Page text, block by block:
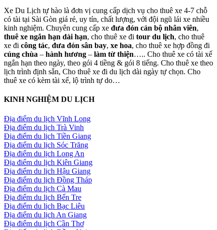
Xe Du Lịch tự hào là đơn vị cung cấp dịch vụ cho thuê xe 4-7 chỗ
có tài tại Sài Gòn giá rẻ, uy tín, chất lượng, với đội ngũ lái xe nhiều
kinh nghiệm. Chuyên cung cấp xe đưa đón cán bộ nhân viên,
thuê xe ngắn hạn dài hạn, cho thuê xe đi tour du lịch, cho thuê
xe đi công tác, đưa đón sân bay, xe hoa, cho thuê xe hợp đồng đi
cúng chùa – hành hương – làm từ thiện….. Cho thuê xe có tài xế
ngắn hạn theo ngày, theo gói 4 tiềng & gói 8 tiếng. Cho thuê xe theo
lịch trình định sẵn, Cho thuê xe đi du lịch dài ngày tự chọn. Cho
thuê xe có kèm tài xế, lộ trình tự do…
KINH NGHIỆM DU LỊCH
Địa điểm du lịch Vĩnh Long
Địa điểm du lịch Trà Vinh
Địa điểm du lịch Tiền Giang
Địa điểm du lịch Sóc Trăng
Địa điểm du lịch Long An
Địa điểm du lịch Kiên Giang
Địa điểm du lịch Hậu Giang
Địa điểm du lịch Đồng Tháp
Địa điểm du lịch Cà Mau
Địa điểm du lịch Bến Tre
Địa điểm du lịch Bạc Liêu
Địa điểm du lịch An Giang
Địa điểm du lịch Cần Thơ